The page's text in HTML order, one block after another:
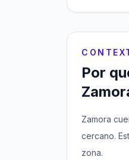
Por
Zamora
cercano.
zona.